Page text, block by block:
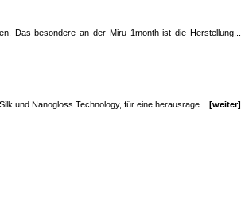
Das besondere an der Miru 1month ist die Herstellung...
und Nanogloss Technology, für eine herausrage... [weiter]